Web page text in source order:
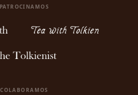
PATROCINAMOS
COLABORAMOS